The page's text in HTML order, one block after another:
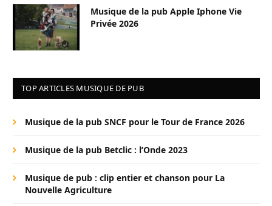
Musique de la pub Apple Iphone Vie
Privée 2026
TOP ARTICLES MUSIQUE DE PUB
Musique de la pub SNCF pour le Tour de France 2026
Musique de la pub Betclic : l’Onde 2023
Musique de pub : clip entier et chanson pour La
Nouvelle Agriculture